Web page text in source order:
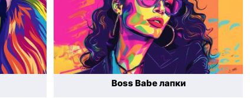
Boss Babe лапки